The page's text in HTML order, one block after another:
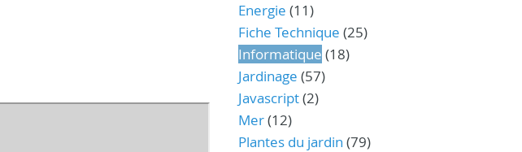
Energie (11)
Fiche Technique (25)
Informatique (18)
Jardinage (57)
Javascript(2)
Mer(12)
Plantes du jardin (79)